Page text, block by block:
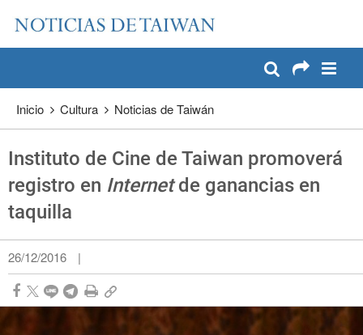
Pase a contenido principal
Inicio Cultura Noticias de Taiwán
Instituto de Cine de Taiwan promoverá
registro en Internetde ganancias en
taquilla
26/12/2016 |